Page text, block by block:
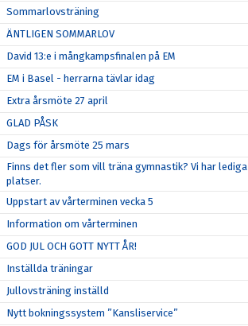
Sommarlovsträning
ÄNTLIGEN SOMMARLOV
David 13:e i mångkampsfinalen på EM
EM i Basel - herrarna tävlar idag
Extra årsmöte 27 april
GLAD PÅSK
Dags för årsmöte 25 mars
Finns det fler som vill träna gymnastik? Vi har lediga
platser.
Uppstart av vårterminen vecka 5
Information om vårterminen
GOD JUL OCH GOTT NYTT ÅR!
Inställda träningar
Jullovsträning inställd
Nytt bokningssystem ”Kansliservice”